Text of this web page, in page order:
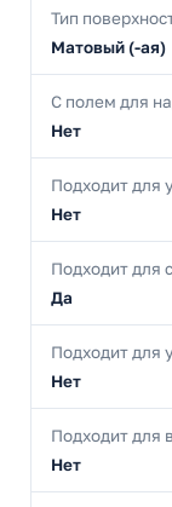
Тип
Матовый (-ая)
С полем для
Нет
Подходит для
Нет
Подходит для
Да
Подходит для
Нет
Подходит для
Нет